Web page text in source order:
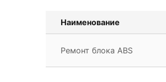
Наименование
Ремонт блока ABS